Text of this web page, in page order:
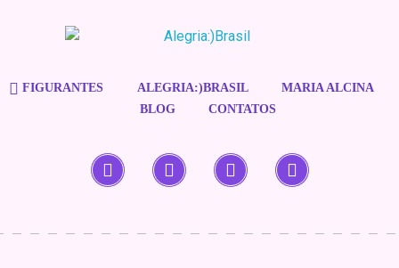
FIGURANTES ALEGRIA:)BRASIL
MARIA ALCINA
BLOG
CONTATOS